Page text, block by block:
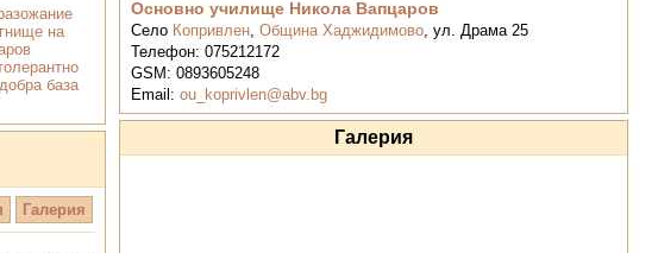
на
база
Галерия
Основно училище Никола Вапцаров
Село Копривлен, Община Хаджидимово, ул. Драма 25
Телефон: 075212172
GSM: 0893605248
Email: ou_koprivlen@abv.bg
Галерия